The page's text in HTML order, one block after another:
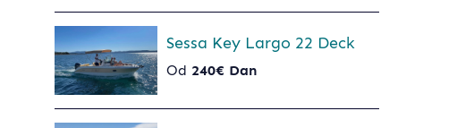
Sessa Key Largo 22 Deck
Od 240€ Dan